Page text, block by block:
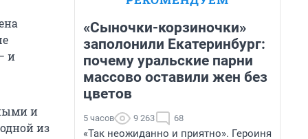
и
и
из
«Сыночки-корзиночки»
заполонили Екатеринбург:
почему уральские парни
массово оставили жен без
цветов
5 часов 9 263 68
«Так неожиданно и приятно». Героиня